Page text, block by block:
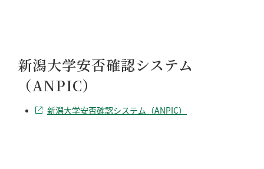
新潟大学安否確認システム
（ANPIC）
新潟大学安否確認システム（ANPIC）